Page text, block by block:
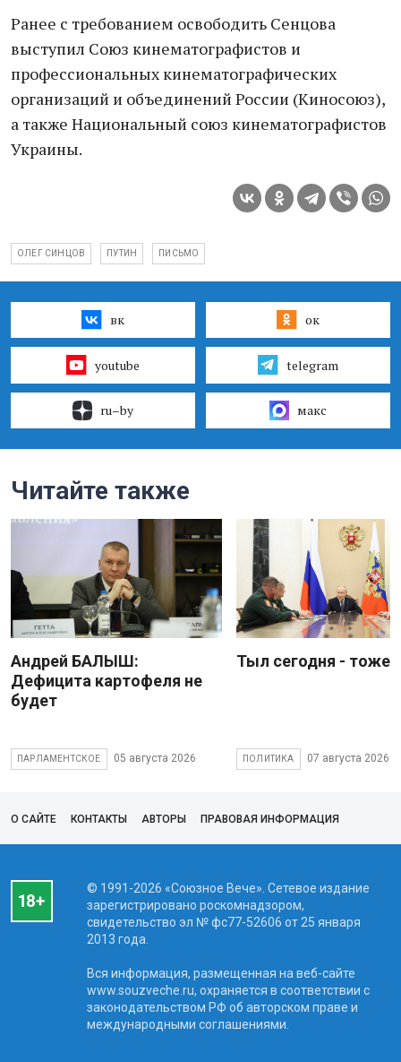
Ранее с требованием освободить Сенцова
выступил Союз кинематографистов и
профессиональных кинематографических
организаций и объединений России (Киносоюз),
а также Национальный союз кинематографистов
Украины.
ОЛЕГ СИНЦОВ ПУТИН ПИСЬМО
вк ок
youtube telegram
ru–by макс
Читайте также
Андрей БАЛЫШ:
Дефицита картофеля не
будет
ПАРЛАМЕНТСКОЕ 05 августа 2026
Тыл сегодня - тоже
ПОЛИТИКА 07 августа 2026
О САЙТЕ КОНТАКТЫ АВТОРЫ ПРАВОВАЯ ИНФОРМАЦИЯ
© 1991-2026 «Союзное Вече». Сетевое издание
зарегистрировано роскомнадзором,
свидетельство эл № фc77-52606 от 25 января
2013 года.
Вся информация, размещенная на веб-сайте
www.souzveche.ru, охраняется в соответствии с
законодательством РФ об авторском праве и
международными соглашениями.